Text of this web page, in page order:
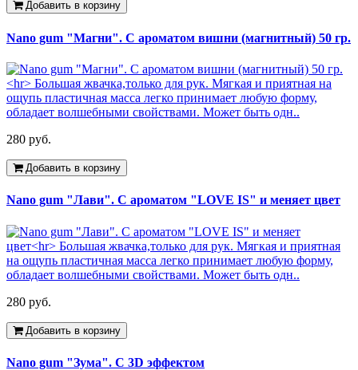
Добавить в корзину
Nano gum "Магни". С ароматом вишни (магнитный) 50 гр.
280 руб.
Добавить в корзину
Nano gum "Лави". С ароматом "LOVE IS" и меняет цвет
280 руб.
Добавить в корзину
Nano gum "Зума". С 3D эффектом